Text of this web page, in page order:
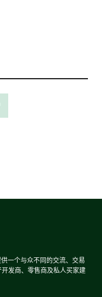
一个与众不同的交流、交易
发商、零售商及私人买家建